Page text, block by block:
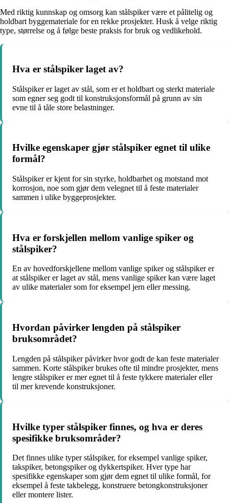
Med riktig kunnskap og omsorg kan stålspiker være et pålitelig og
holdbart byggemateriale for en rekke prosjekter. Husk å velge riktig
type, størrelse og å følge beste praksis for bruk og vedlikehold.
Hva er stålspiker laget av?
Stålspiker er laget av stål, som er et holdbart og sterkt materiale
som egner seg godt til konstruksjonsformål på grunn av sin
evne til å tåle store belastninger.
Hvilke egenskaper gjør stålspiker egnet til ulike
formål?
Stålspiker er kjent for sin styrke, holdbarhet og motstand mot
korrosjon, noe som gjør dem velegnet til å feste materialer
sammen i ulike byggeprosjekter.
Hva er forskjellen mellom vanlige spiker og
stålspiker?
En av hovedforskjellene mellom vanlige spiker og stålspiker er
at stålspiker er laget av stål, mens vanlige spiker kan være laget
av ulike materialer som for eksempel jern eller messing.
Hvordan påvirker lengden på stålspiker
bruksområdet?
Lengden på stålspiker påvirker hvor godt de kan feste materialer
sammen. Korte stålspiker brukes ofte til mindre prosjekter, mens
lengre stålspiker er mer egnet til å feste tykkere materialer eller
til mer krevende konstruksjoner.
Hvilke typer stålspiker finnes, og hva er deres
spesifikke bruksområder?
Det finnes ulike typer stålspiker, for eksempel vanlige spiker,
takspiker, betongspiker og dykkertspiker. Hver type har
spesifikke egenskaper som gjør dem egnet til ulike formål, for
eksempel å feste takbelegg, konstruere betongkonstruksjoner
eller montere lister.